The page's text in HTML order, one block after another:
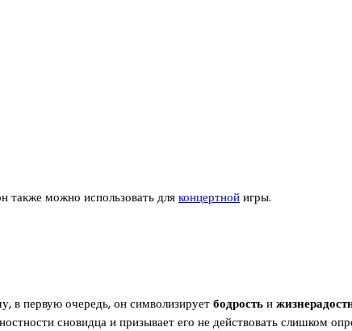
также можно использовать дляконцертнойигры.
в первую очередь, он символизируетбодростьи
сновидца и призывает его не действовать слишком